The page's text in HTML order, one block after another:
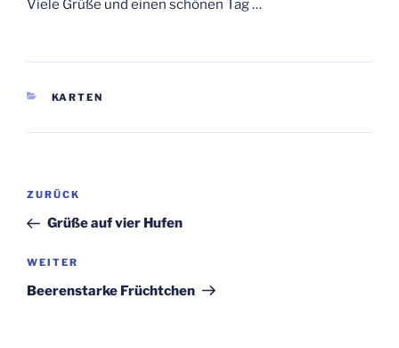
Viele Grüße und einen schönen Tag …
KATEGORIEN
KARTEN
Beitragsnavigation
Vorheriger
Beitrag
ZURÜCK
Grüße auf vier Hufen
Nächster
Beitrag
WEITER
Beerenstarke Früchtchen